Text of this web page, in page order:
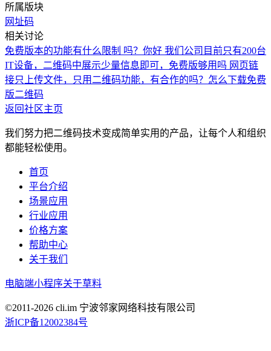
所属版块
网址码
相关讨论
免费版本的功能有什么限制 吗？ 你好 我们公司目前只有200台
IT设备，二维码中展示少量信息即可，免费版够用吗 网页链
接只上传文件，只用二维码功能，有合作的吗？ 怎么下载免费
版二维码
返回社区主页
我们努力把二维码技术变成简单实用的产品，让每个人和组织
都能轻松使用。
首页
平台介绍
场景应用
行业应用
价格方案
帮助中心
关于我们
电脑端小程序关于草料
©2011-2026 cli.im 宁波邻家网络科技有限公司
浙ICP备12002384号